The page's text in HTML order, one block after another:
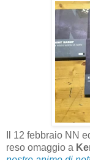
Il 12 febbraio NN
reso omaggio a